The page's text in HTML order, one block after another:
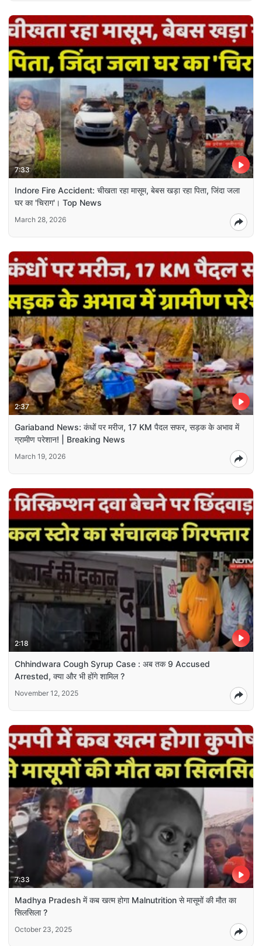
7:33
Indore Fire Accident: चीखता रहा मासूम, बेबस खड़ा रहा पिता, जिंदा जला
घर का 'चिराग'। Top News
March 28, 2026
2:37
Gariaband News: कंधों पर मरीज, 17 KM पैदल सफर, सड़क के अभाव में
ग्रामीण परेशान! | Breaking News
March 19, 2026
2:18
Chhindwara Cough Syrup Case : अब तक 9 Accused
Arrested, क्या और भी होंगे शामिल ?
November 12, 2025
7:33
Madhya Pradesh में कब खत्म होगा Malnutrition से मासूमों की मौत का
सिलसिला ?
October 23, 2025